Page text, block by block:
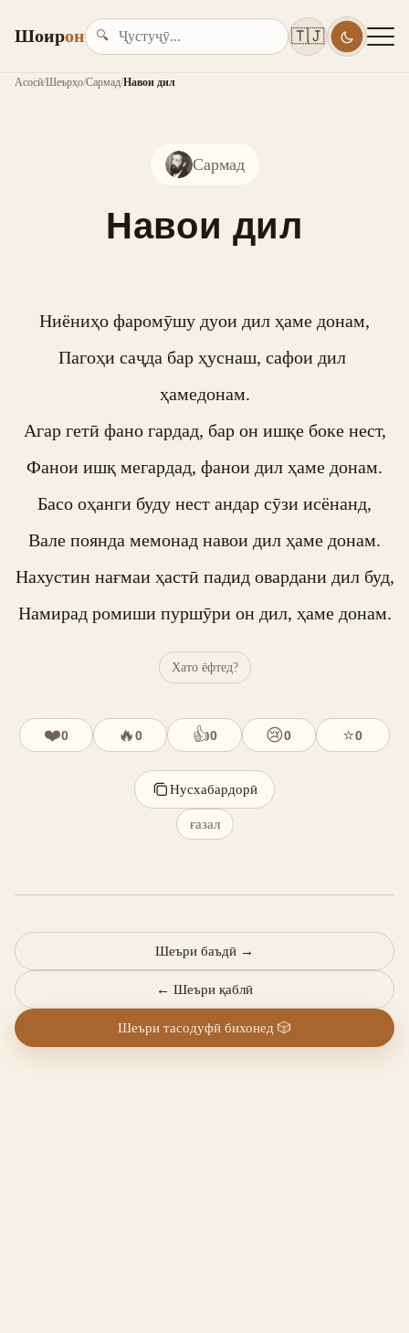
Шоирон 🔍 🇹🇯
Асосӣ/Шеърҳо/Сармад/Навои дил
Сармад
Навои дил
Ниёниҳо фаромӯшу дуои дил ҳаме донам,
Пагоҳи саҷда бар ҳуснаш, сафои дил
ҳамедонам.
Агар гетӣ фано гардад, бар он ишқе боке нест,
Фанои ишқ мегардад, фанои дил ҳаме донам.
Басо оҳанги буду нест андар сӯзи исёнанд,
Вале поянда мемонад навои дил ҳаме донам.
Нахустин нағмаи ҳастӣ падид овардани дил буд,
Намирад ромиши пуршӯри он дил, ҳаме донам.
Хато ёфтед?
❤️0 🔥0 👍0 😢0 ⭐0
Нусхабардорӣ
ғазал
← Шеъри қаблӣ
Шеъри баъдӣ →
Шеъри тасодуфӣ бихонед 🎲